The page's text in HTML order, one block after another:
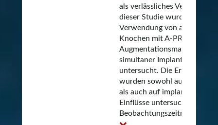
als verlässliches Verfahren.
dieser Studie wurde die
Verwendung von autologem
Knochen mit A-PRF als
Augmentationsmaterial bei
simultaner Implantation
untersucht. Die Ergebnisse
wurden sowohl auf
als auch auf
Einflüsse untersucht, sowie
Beobachtungszeitraum ...